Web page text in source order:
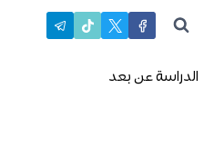
الدراسة عن بعد